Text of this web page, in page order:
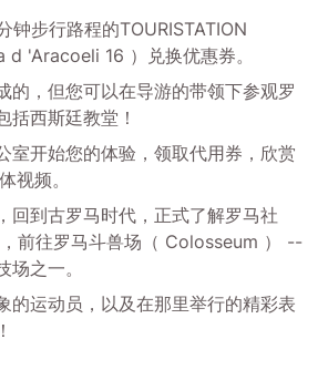
钟步行路程的TOURISTATION
d 'Aracoeli 16 ）兑换优惠券。
的，但您可以在导游的带领下参观罗
括西斯廷教堂！
室开始您的体验，领取代用券，欣赏
视频。
回到古罗马时代，正式了解罗马社
前往罗马斗兽场（ Colosseum ） --
之一。
的运动员，以及在那里举行的精彩表